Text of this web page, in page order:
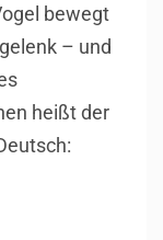
bewegt
– und
heißt der